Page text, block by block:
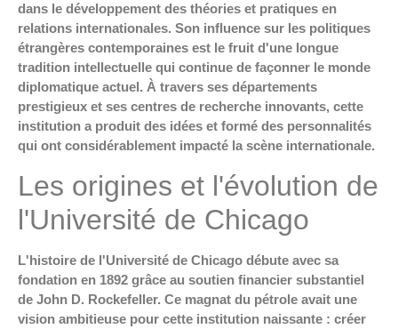
dans le développement des théories et pratiques en
relations internationales. Son influence sur les politiques
étrangères contemporaines est le fruit d'une longue
tradition intellectuelle qui continue de façonner le monde
diplomatique actuel. À travers ses départements
prestigieux et ses centres de recherche innovants, cette
institution a produit des idées et formé des personnalités
qui ont considérablement impacté la scène internationale.
Les origines et l'évolution de
l'Université de Chicago
L'histoire de l'Université de Chicago débute avec sa
fondation en 1892 grâce au soutien financier substantiel
de John D. Rockefeller. Ce magnat du pétrole avait une
vision ambitieuse pour cette institution naissante : créer